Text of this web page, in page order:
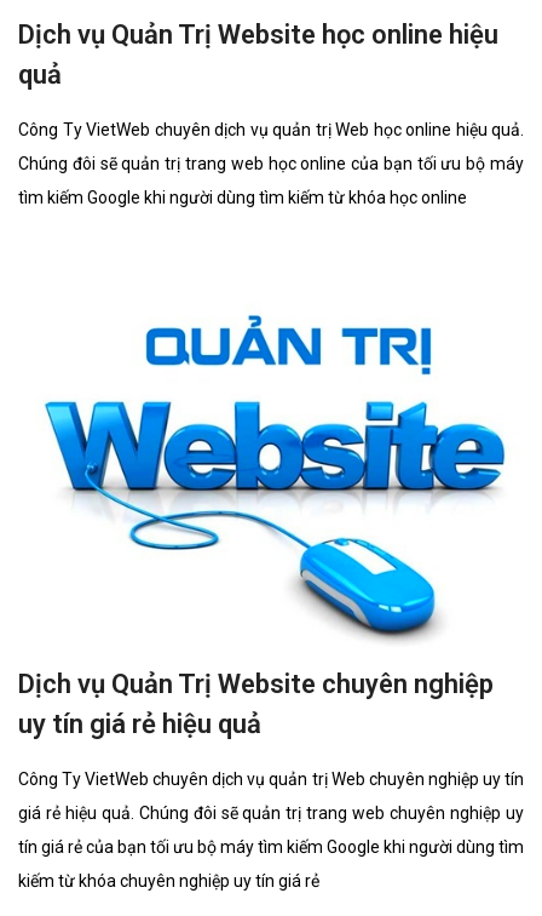
Dịch vụ Quản Trị Website học online hiệu
quả
Công Ty VietWeb chuyên dịch vụ quản trị Web học online hiệu quả.
Chúng đôi sẽ quản trị trang web học online của bạn tối ưu bộ máy
tìm kiếm Google khi người dùng tìm kiếm từ khóa học online
Dịch vụ Quản Trị Website chuyên nghiệp
uy tín giá rẻ hiệu quả
Công Ty VietWeb chuyên dịch vụ quản trị Web chuyên nghiệp uy tín
giá rẻ hiệu quả. Chúng đôi sẽ quản trị trang web chuyên nghiệp uy
tín giá rẻ của bạn tối ưu bộ máy tìm kiếm Google khi người dùng tìm
kiếm từ khóa chuyên nghiệp uy tín giá rẻ